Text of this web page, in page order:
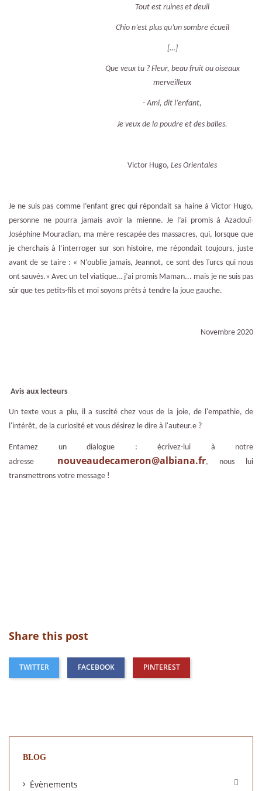
Tout est ruines et deuil
Chio n’est plus qu’un sombre écueil
[…]
Que veux tu ? Fleur, beau fruit ou oiseaux
merveilleux
- Ami, dit l’enfant,
Je veux de la poudre et des balles.
Victor Hugo, Les Orientales
Je ne suis pas comme l’enfant grec qui répondait sa haine à Victor Hugo,
personne ne pourra jamais avoir la mienne. Je l’ai promis à Azadouî-
Joséphine Mouradian, ma mère rescapée des massacres, qui, lorsque que
je cherchais à l’interroger sur son histoire, me répondait toujours, juste
avant de se taire : « N’oublie jamais, Jeannot, ce sont des Turcs qui nous
ont sauvés.» Avec un tel viatique… j’ai promis Maman... mais je ne suis pas
sûr que tes petits-fils et moi soyons prêts à tendre la joue gauche.
Novembre 2020
Avis aux lecteurs
Un texte vous a plu, il a suscité chez vous de la joie, de l'empathie, de
l'intérêt, de la curiosité et vous désirez le dire à l'auteur.e ?
Entamez un dialogue : écrivez-lui à notre
adresse
nouveaudecameron@albiana.fr, nous lui
transmettrons votre message !
Share this post
TWITTER FACEBOOK PINTEREST
BLOG
Évènements 